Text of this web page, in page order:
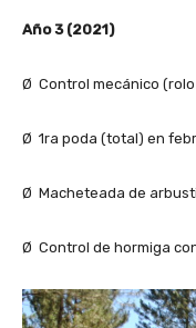
Año 3 (2021)
Ø Control mecánico
Ø 1ra poda (total) en
Ø Macheteada de
Ø Control de hormiga